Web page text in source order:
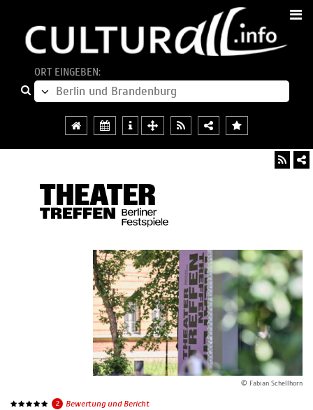
ORT EINGEBEN:
© Fabian Schellhorn
2 Bewertung und Bericht